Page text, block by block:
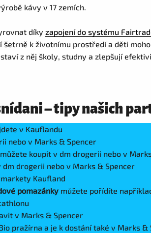
kávy v 17 zemích.
díky zapojení do systému
k životnímu prostředí a děti
z něj školy, studny a zlepšují
– tipy našich
v Kauflandu
nebo v Marks & Spencer
můžete koupit v dm drogerii nebo v
drogerii nebo v Marks & Spencer
Kaufland
pomazánky můžete pořídíte
v Marks & Spencer
pražírna a je k dostání také v Marks